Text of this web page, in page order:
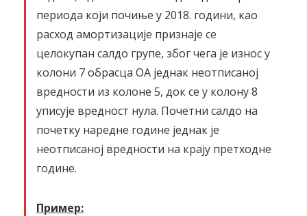
периода који почиње у 2018. години, као
расход амортизације признаје се
целокупан салдо групе, због чега је износ у
колони 7 обрасца ОА једнак неотписаној
вредности из колоне 5, док се у колону 8
уписује вредност нула. Почетни салдо на
почетку наредне године једнак је
неотписаној вредности на крају претходне
године.
Пример: